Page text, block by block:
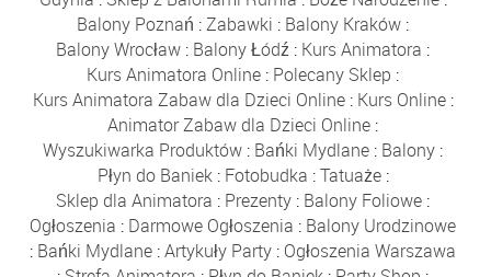
Balony Poznań :Zabawki : Balony Kraków :
Balony Wrocław : Balony Łódź : Kurs Animatora :
Kurs Animatora Online : Polecany Sklep :
Kurs Animatora Zabaw dla Dzieci Online: Kurs Online:
Animator Zabaw dla Dzieci Online :
Wyszukiwarka Produktów : Bańki Mydlane : Balony :
Płyn do Baniek: Fotobudka :Tatuaże:
Sklep dla Animatora : Prezenty : Balony Foliowe :
Ogłoszenia : Darmowe Ogłoszenia : Balony Urodzinowe
: Bańki Mydlane :Artykuły Party : Ogłoszenia Warszawa